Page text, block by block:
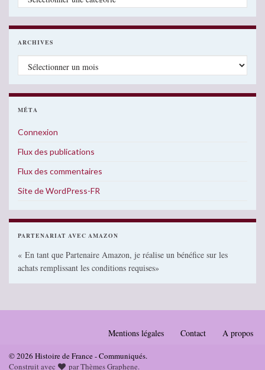
ARCHIVES
Archives
MÉTA
Connexion
Flux des publications
Flux des commentaires
Site de WordPress-FR
PARTENARIAT AVEC AMAZON
« En tant que Partenaire Amazon, je réalise un bénéfice sur les
achats remplissant les conditions requises»
Mentions légales Contact A propos
© 2026 Histoire de France - Communiqués.
Construit avec
parThèmes Graphene.